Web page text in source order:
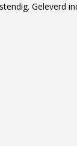
Geleverd